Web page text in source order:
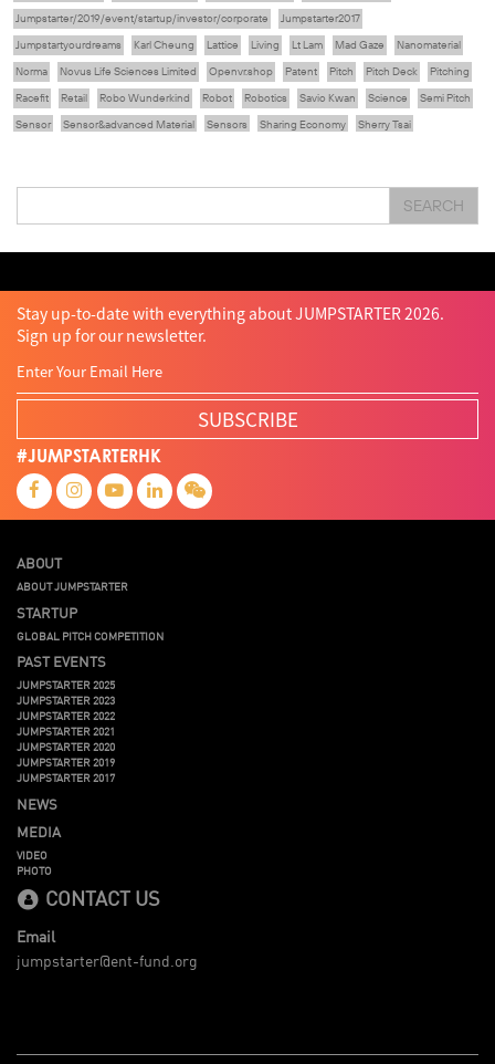
Jumpstarter/2019/event/startup/investor/corporate
Jumpstarter2017
Jumpstartyourdreams
Karl Cheung Lattice Living Lt Lam Mad Gaze
Nanomaterial
Norma
Novus Life Sciences Limited Openvr.shop Patent Pitch Pitch Deck
Pitching
Racefit
Retail Robo Wunderkind Robot Robotics Savio Kwan Science
Semi Pitch
Sensor
Sensor&advanced Material Sensors Sharing Economy
Sherry Tsai
Vr
嚴震銘
夢想本應翺翔 智慧城市 林亮 楊聖武 機械人技術 盛智文 總決賽
蔡曉慧
SEARCH
Stay up-to-date with everything about JUMPSTARTER 2026.
Sign up for our newsletter.
SUBSCRIBE
#JUMPSTARTERHK
ABOUT
ABOUT JUMPSTARTER
STARTUP
GLOBAL PITCH COMPETITION
PAST EVENTS
JUMPSTARTER 2025
JUMPSTARTER 2023
JUMPSTARTER 2022
JUMPSTARTER 2021
JUMPSTARTER 2020
JUMPSTARTER 2019
JUMPSTARTER 2017
NEWS
MEDIA
VIDEO
PHOTO
CONTACT US
Email
jumpstarter@ent-fund.org